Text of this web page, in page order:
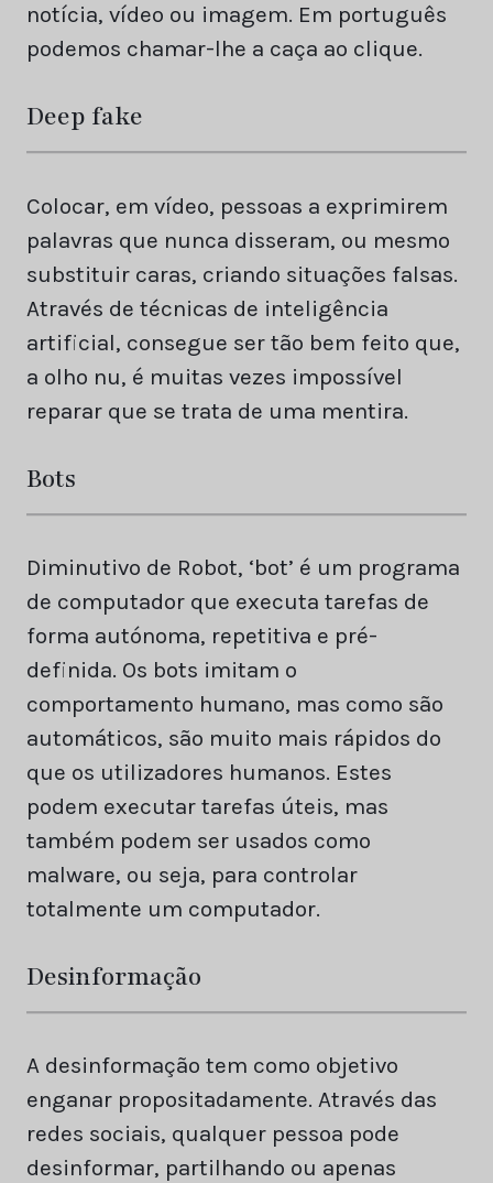
notícia, vídeo ou imagem. Em português
podemos chamar-lhe a caça ao clique.
Deep fake
Colocar, em vídeo, pessoas a exprimirem
palavras que nunca disseram, ou mesmo
substituir caras, criando situações falsas.
Através de técnicas de inteligência
artificial, consegue ser tão bem feito que,
a olho nu, é muitas vezes impossível
reparar que se trata de uma mentira.
Bots
Diminutivo de Robot, ‘bot’ é um programa
de computador que executa tarefas de
forma autónoma, repetitiva e pré-
definida. Os bots imitam o
comportamento humano, mas como são
automáticos, são muito mais rápidos do
que os utilizadores humanos. Estes
podem executar tarefas úteis, mas
também podem ser usados como
malware, ou seja, para controlar
totalmente um computador.
Desinformação
A desinformação tem como objetivo
enganar propositadamente. Através das
redes sociais, qualquer pessoa pode
desinformar, partilhando ou apenas